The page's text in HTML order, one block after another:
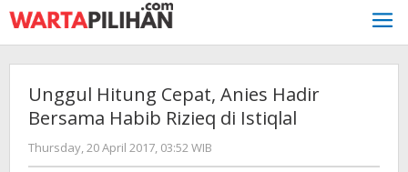
Skip
to
content
Unggul Hitung Cepat, Anies Hadir
Bersama Habib Rizieq di Istiqlal
Thursday, 20 April 2017, 03:52 WIB
redaksi